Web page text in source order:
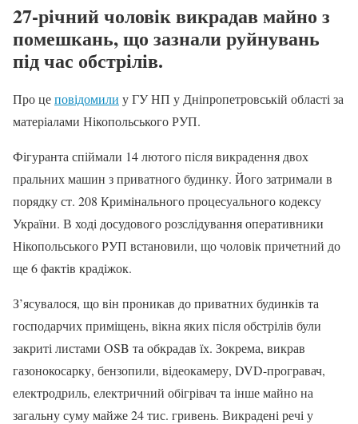
27-річний чоловік викрадав майно з
помешкань, що зазнали руйнувань
під час обстрілів.
Про цеповідомили у ГУ НП у Дніпропетровській області за
матеріалами Нікопольського РУП.
Фігуранта спіймали 14 лютого після викрадення двох
пральних машин з приватного будинку. Його затримали в
порядку ст. 208 Кримінального процесуального кодексу
України. В ході досудового розслідування оперативники
Нікопольського РУП встановили, що чоловік причетний до
ще 6 фактів крадіжок.
З’ясувалося, що він проникав до приватних будинків та
господарчих приміщень, вікна яких після обстрілів були
закриті листами OSB та обкрадав їх. Зокрема, викрав
газонокосарку, бензопили, відеокамеру, DVD-програвач,
електродриль, електричний обігрівач та інше майно на
загальну суму майже 24 тис. гривень. Викрадені речі у